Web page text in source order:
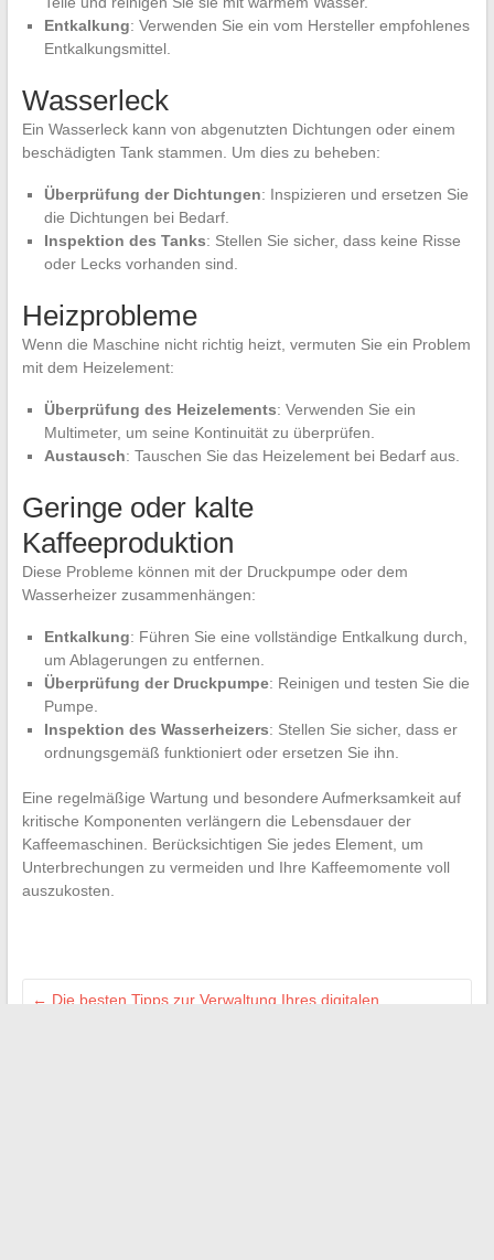
Entkalkung: Verwenden Sie ein vom Hersteller empfohlenes
Entkalkungsmittel.
Wasserleck
Ein Wasserleck kann von abgenutzten Dichtungen oder einem
beschädigten Tank stammen. Um dies zu beheben:
Überprüfung der Dichtungen: Inspizieren und ersetzen Sie
die Dichtungen bei Bedarf.
Inspektion des Tanks: Stellen Sie sicher, dass keine Risse
oder Lecks vorhanden sind.
Heizprobleme
Wenn die Maschine nicht richtig heizt, vermuten Sie ein Problem
mit dem Heizelement:
Überprüfung des Heizelements: Verwenden Sie ein
Multimeter, um seine Kontinuität zu überprüfen.
Austausch: Tauschen Sie das Heizelement bei Bedarf aus.
Geringe oder kalte
Kaffeeproduktion
Diese Probleme können mit der Druckpumpe oder dem
Wasserheizer zusammenhängen:
Entkalkung: Führen Sie eine vollständige Entkalkung durch,
um Ablagerungen zu entfernen.
Überprüfung der Druckpumpe: Reinigen und testen Sie die
Pumpe.
Inspektion des Wasserheizers: Stellen Sie sicher, dass er
ordnungsgemäß funktioniert oder ersetzen Sie ihn.
Eine regelmäßige Wartung und besondere Aufmerksamkeit auf
kritische Komponenten verlängern die Lebensdauer der
Kaffeemaschinen. Berücksichtigen Sie jedes Element, um
Unterbrechungen zu vermeiden und Ihre Kaffeemomente voll
auszukosten.
← Die besten Tipps zur Verwaltung Ihres digitalen